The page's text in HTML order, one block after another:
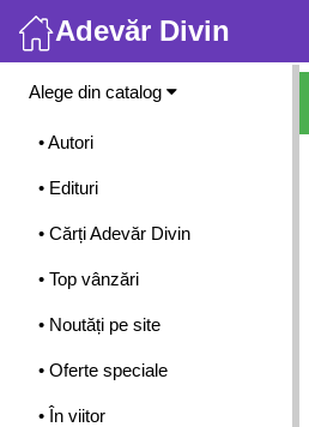
Adevăr Divin
Meniu
Alege din catalog
• Autori
• Edituri
• Cărți Adevăr Divin
• Top vânzări
• Noutăți pe site
• Oferte speciale
• În viitor